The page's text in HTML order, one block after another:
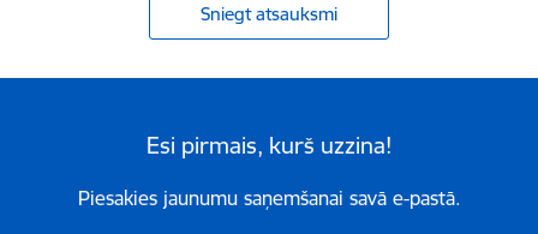
Sniegt atsauksmi
Esi pirmais, kurš uzzina!
Piesakies jaunumu saņemšanai savā e-pastā.